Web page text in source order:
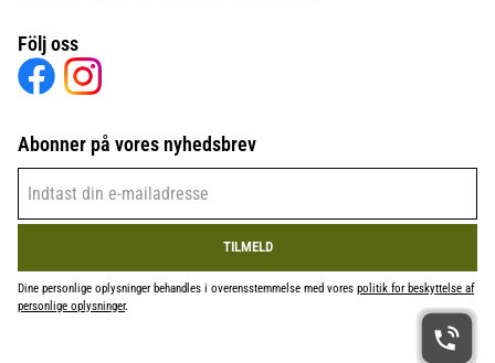
Följ oss
Abonner på vores nyhedsbrev
TILMELD
Dine personlige oplysninger behandles i overensstemmelse med vores politik for beskyttelse af
personlige oplysninger.